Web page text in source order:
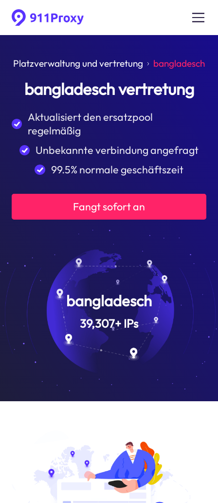
Platzverwaltung und vertretung bangladesch
bangladesch vertretung
Aktualisiert den ersatzpool
regelmäßig
Unbekannte verbindung angefragt
99.5% normale geschäftszeit
Fangt sofort an
bangladesch
39,307+ IPs